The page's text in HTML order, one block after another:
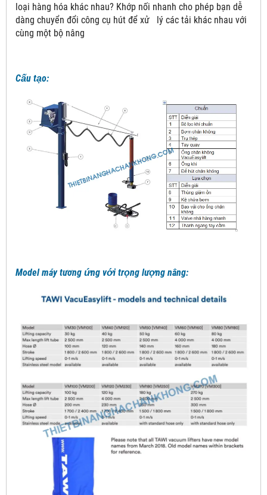
loại hàng hóa khác nhau? Khớp nối nhanh cho phép bạn dễ
dàng chuyển đổi công cụ hút để xử lý các tải khác nhau với
cùng một bộ nâng
Cấu tạo:
Model máy tương ứng với trọng lượng nâng: